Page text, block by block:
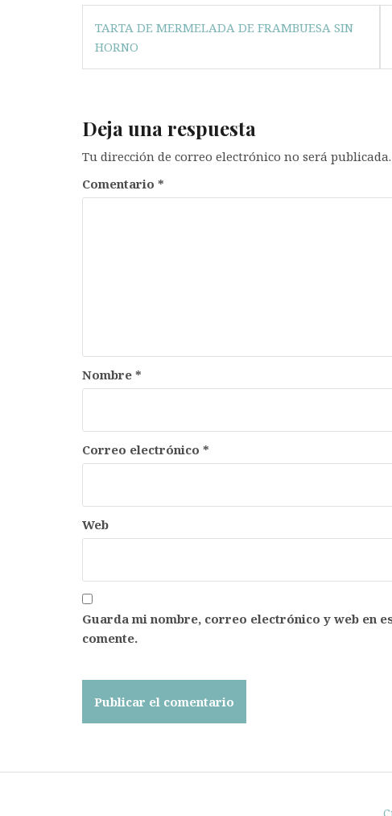
Navegación
de
entradas
TARTA DE MERMELADA DE FRAMBUESA SIN
HORNO
Deja una respuesta
Tu dirección de correo electrónico no será publicada.
Comentario *
Nombre *
Correo electrónico *
Web
Guarda mi nombre, correo electrónico y web en
comente.